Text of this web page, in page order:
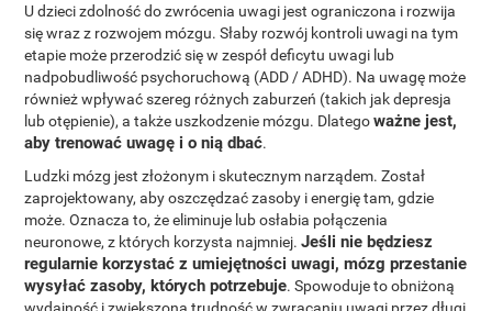
U dzieci zdolność do zwrócenia uwagi jest ograniczona i rozwija
się wraz z rozwojem mózgu. Słaby rozwój kontroli uwagi na tym
etapie może przerodzić się w zespół deficytu uwagi lub
nadpobudliwość psychoruchową (ADD / ADHD). Na uwagę może
również wpływać szereg różnych zaburzeń (takich jak depresja
lub otępienie), a także uszkodzenie mózgu. Dlategoważne jest,
aby trenować uwagę i o nią dbać.
Ludzki mózg jest złożonym i skutecznym narządem. Został
zaprojektowany, aby oszczędzać zasoby i energię tam, gdzie
może. Oznacza to, że eliminuje lub osłabia połączenia
neuronowe, z których korzysta najmniej.Jeśli nie będziesz
regularnie korzystać z umiejętności uwagi, mózg przestanie
wysyłać zasoby, których potrzebuje. Spowoduje to obniżoną